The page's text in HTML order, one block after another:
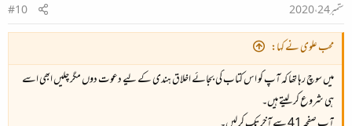
ستمبر 24، 2020
#10
محب علوی نے کہا:
میں سوچ رہا تھا کہ آپ کو اس کتاب کی بجائے اخلاق ہندی کے لیے دعوت دوں مگر چلیں ابھی اسے
ہی شروع کر لیتے ہیں۔